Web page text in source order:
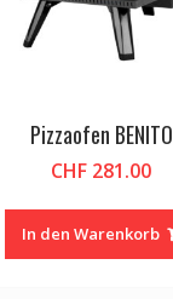
Pizzaofen BENITO
CHF 281.00
In den Warenkorb